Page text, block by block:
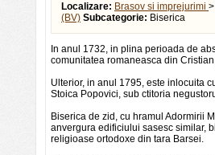
Localizare: Brasov si imprejurimi >
(BV) Subcategorie: Biserica
In anul 1732, in plina perioada de
comunitatea romaneasca din
Ulterior, in anul 1795, este inlocuita
Stoica Popovici, sub ctitoria
Biserica de zid, cu hramul Adormirii
anvergura edificiului sasesc similar,
religioase ortodoxe din tara Barsei.